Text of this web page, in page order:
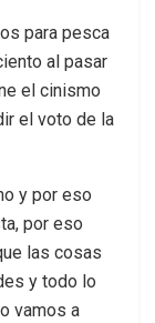
para pesca
al pasar
el cinismo
el voto de la
y por eso
por eso
las cosas
y todo lo
vamos a